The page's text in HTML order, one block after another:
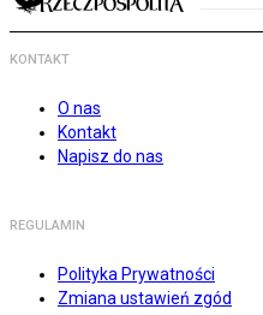
KONTAKT
O nas
Kontakt
Napisz do nas
REGULAMIN
Polityka Prywatności
Zmiana ustawień zgód